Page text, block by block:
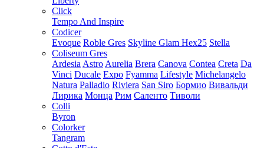
Click
Tempo And Inspire
Codicer
Evoque Roble Gres Skyline Glam Hex25 Stella
Coliseum Gres
Ardesia Astro Aurelia Brera Canova Contea Creta Da
Vinci Ducale Expo Fyamma Lifestyle Michelangelo
Natura Palladio Riviera San Siro Бормио Вивальди
Лирика Монца Рим Саленто Тиволи
Colli
Byron
Colorker
Tangram